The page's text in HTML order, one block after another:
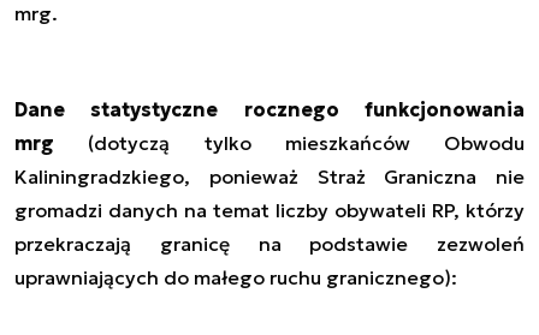
mrg.
Dane statystyczne rocznego funkcjonowania
mrg (dotyczą tylko mieszkańców Obwodu
Kaliningradzkiego, ponieważ Straż Graniczna nie
gromadzi danych na temat liczby obywateli RP, którzy
przekraczają granicę na podstawie zezwoleń
uprawniających do małego ruchu granicznego):